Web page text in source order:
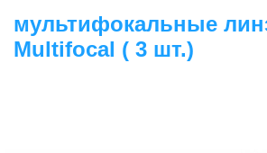
мультифокальные
Multifocal ( 3 шт.)